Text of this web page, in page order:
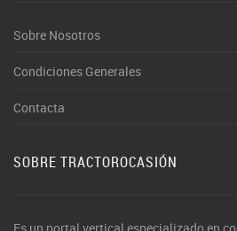
Sobre Nosotros
Condiciones Generales
Contacta
SOBRE TRACTOROCASIÓN